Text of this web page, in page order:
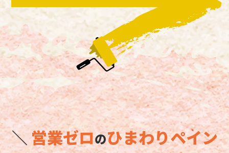
＼営業ゼロのひまわりペイン